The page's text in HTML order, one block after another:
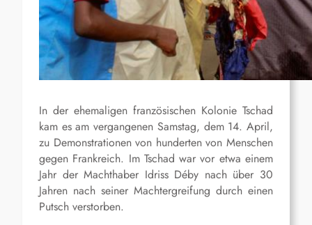
In der ehemaligen französischen Kolonie Tschad
kam es am vergangenen Samstag, dem 14. April,
zu Demonstrationen von hunderten von Menschen
gegen Frankreich. Im Tschad war vor etwa einem
Jahr der Machthaber Idriss Déby nach über 30
Jahren nach seiner Machtergreifung durch einen
Putsch verstorben.